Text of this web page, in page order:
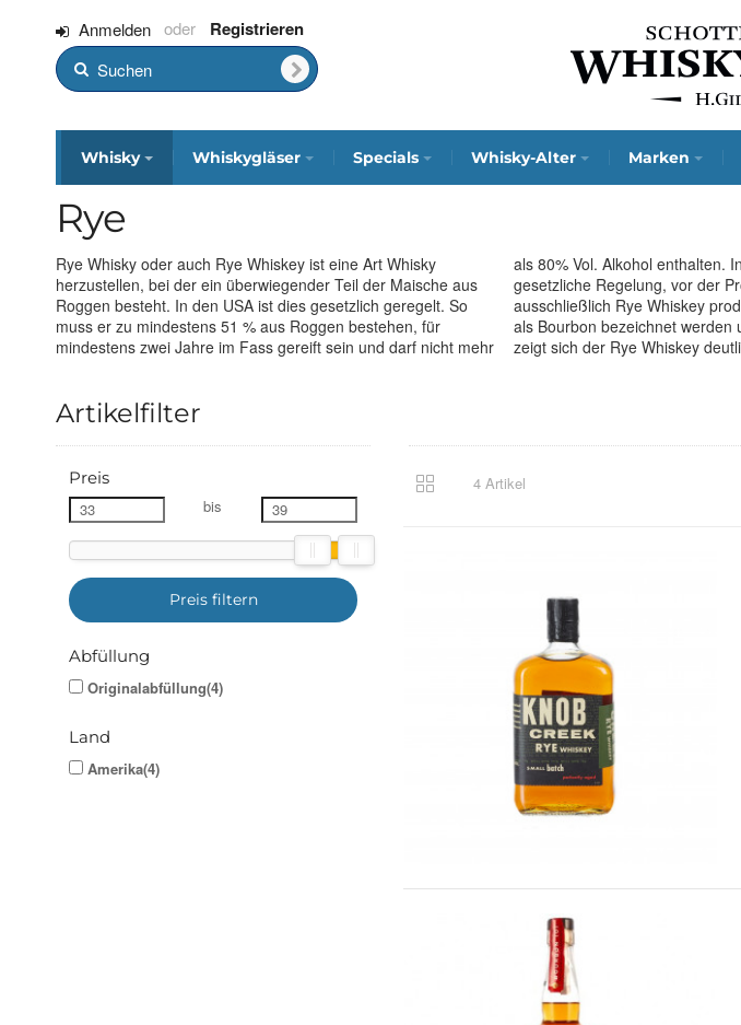
Anmelden Registrieren
Whisky Whiskygläser Specials Whisky-Alter Marken
Rye
Rye Whisky oder auch Rye Whiskey ist eine Art Whisky
herzustellen, bei der ein überwiegender Teil der Maische aus
Roggen besteht. In den USA ist dies gesetzlich geregelt. So
muss er zu mindestens 51 % aus Roggen bestehen, für
mindestens zwei Jahre im Fass gereift sein und darf nicht mehr
als 80% Vol. Alkohol enthalten. In Kanada gibt es dazu keine
gesetzliche Regelung, vor der Prohibition wurde dort fast
ausschließlich Rye Whiskey produziert. Daher dürfen in Ryes
als Bourbon bezeichnet werden und umgekehrt. Im Gescmack
zeigt sich der Rye Whiskey deutlich würziger und trockener als
ein Bourbon . In den USA mussten leider mit der Prohibition
viele Rye Brennereien schließen, doch nun erlebt der Rye
Whiskey sein verdientes Comeback! Also traut euch an die
4 Artikel
Artikelfilter
Preis
bis
Preis filtern
Abfüllung
Originalabfüllung(4)
Land
Amerika(4)